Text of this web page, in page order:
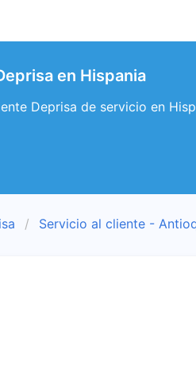
en Hispania
Deprisa de servicio en
Servicio al cliente -